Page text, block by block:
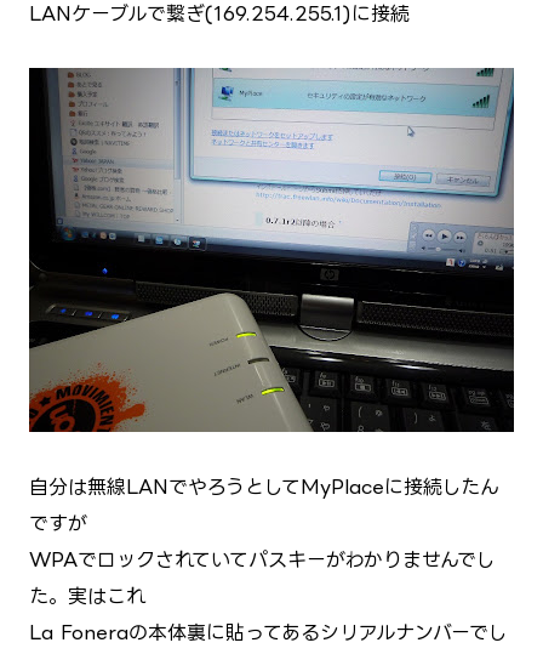
LANケーブルで繋ぎ(169.254.255.1)に接続
自分は無線LANでやろうとしてMyPlaceに接続したん
ですが
WPAでロックされていてパスキーがわかりませんでし
た。実はこれ
La Foneraの本体裏に貼ってあるシリアルナンバーでし